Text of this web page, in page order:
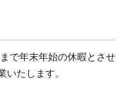
で年末年始の休暇とさせ
たします。